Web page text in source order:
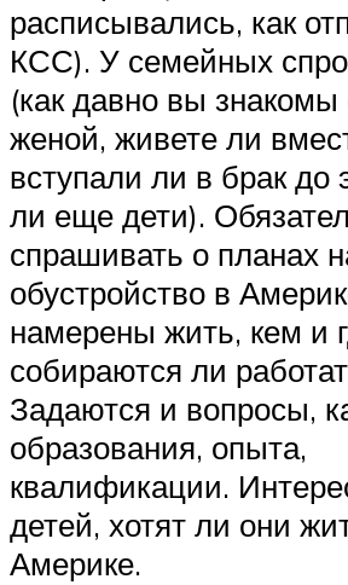
расписывались, как
КСС). У семейных
(как давно вы
женой, живете ли
вступали ли в брак до
ли еще дети).
спрашивать о планах
обустройство в
намерены жить, кем и
собираются ли
Задаются и вопросы,
образования, опыта,
квалификации.
детей, хотят ли они
Америке.